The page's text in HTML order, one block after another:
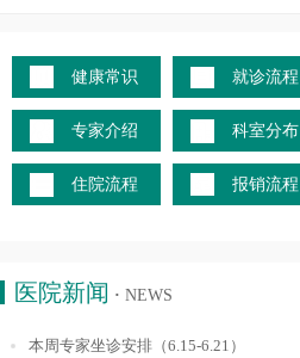
健康常识 就诊流程
专家介绍 科室分布
住院流程 报销流程
医院新闻 · NEWS
本周专家坐诊安排（6.15-6.21）